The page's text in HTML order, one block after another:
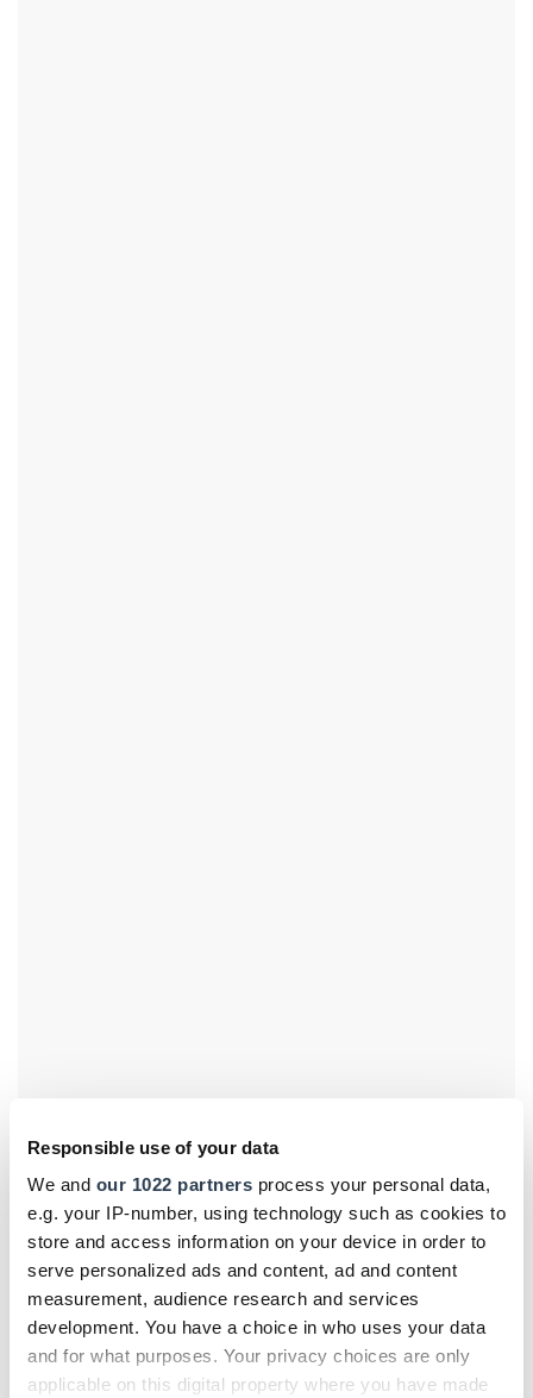
Responsible use of your data
We and our 1022 partners process your personal data,
e.g. your IP-number, using technology such as cookies to
store and access information on your device in order to
serve personalized ads and content, ad and content
measurement, audience research and services
development. You have a choice in who uses your data
and for what purposes. Your privacy choices are only
applicable on this digital property where you have made
Blick in die Zukunft